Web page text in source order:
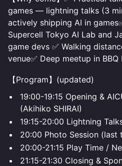
games — lightning talks (3
actively shipping AI in
Supercell Tokyo AI Lab and
game devs ✅ Walking
venue✅ Deep meetup in BBQ
【Program】(updated)
19:00-19:15 Opening &
(Akihiko SHIRAI)
19:15-20:00 Lightning
20:00 Photo Session
20:00-21:15 Play Time /
21:15-21:30 Closing &